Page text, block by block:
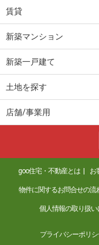
賃貸
新築マンション
新築一戸建て
土地を探す
店舗/事業用
goo住宅・不動産とは お
物件に関するお問合せの流
個人情報の取り扱い
プライバシーポリシ